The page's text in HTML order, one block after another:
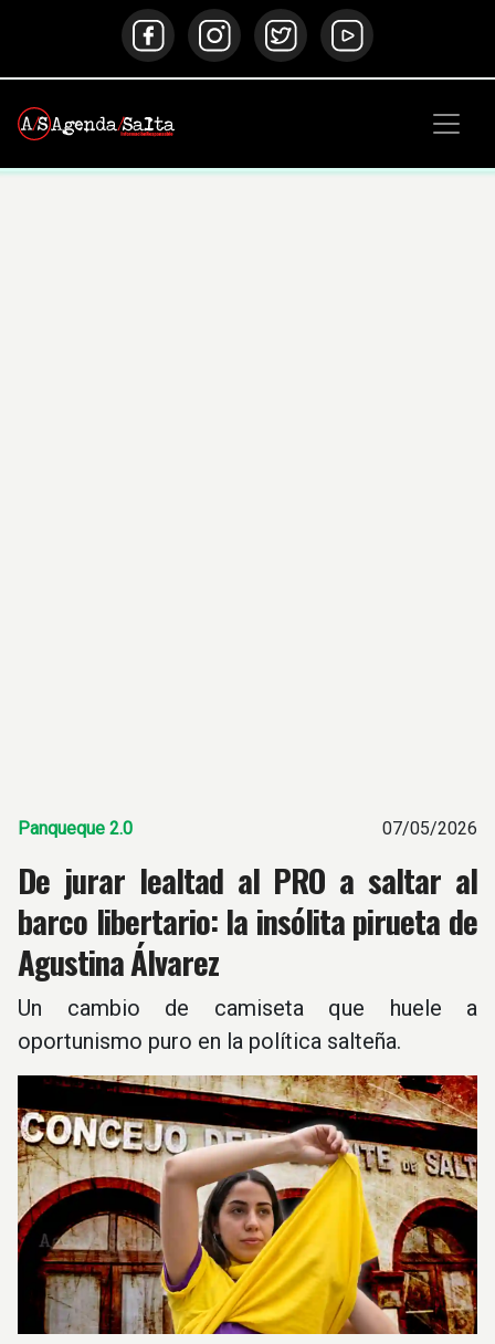
Panqueque 2.0 07/05/2026
De jurar lealtad al PRO a saltar al
barco libertario: la insólita pirueta de
Agustina Álvarez
Un cambio de camiseta que huele a
oportunismo puro en la política salteña.